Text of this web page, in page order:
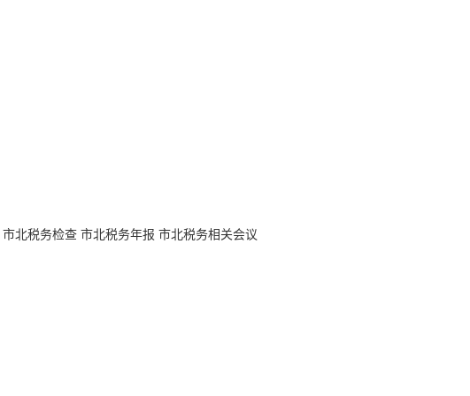
市北税务检查 市北税务年报 市北税务相关会议